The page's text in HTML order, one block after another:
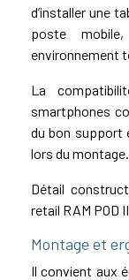
d’installer une
poste
environnement
La
smartphones
du bon support
lors du montage.
Détail
retail RAM POD
Montage et
Il convient aux